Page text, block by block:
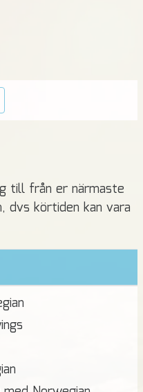
till från er närmaste
dvs körtiden kan vara